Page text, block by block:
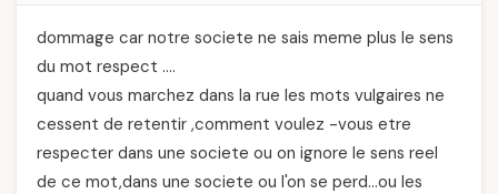
dommage car notre societe ne sais meme plus le sens
du mot respect ….
quand vous marchez dans la rue les mots vulgaires ne
cessent de retentir ,comment voulez -vous etre
respecter dans une societe ou on ignore le sens reel
de ce mot,dans une societe ou l'on se perd…ou les